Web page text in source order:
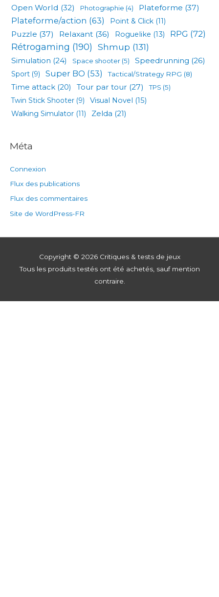
Open World (32) Photographie (4) Plateforme (37)
Plateforme/action (63) Point & Click (11)
Puzzle (37) Relaxant (36) Roguelike (13) RPG (72)
Rétrogaming (190) Shmup (131)
Simulation (24) Space shooter (5) Speedrunning (26)
Sport (9) Super BO (53) Tactical/Strategy RPG (8)
Time attack (20) Tour par tour (27) TPS (5)
Twin Stick Shooter (9) Visual Novel (15)
Walking Simulator (11) Zelda (21)
Méta
Connexion
Flux des publications
Flux des commentaires
Site de WordPress-FR
Copyright © 2026 Critiques & tests de jeux
Tous les produits testés ont été achetés, sauf mention
contraire.